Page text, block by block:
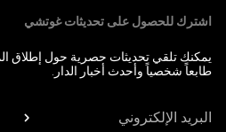
اشترك للحصول على تحديثات غوتشي
يمكنك تلقي تحديثات حصرية حول إطلاق
طابعاً شخصياً وأحدث أخبار الدار.
البريد الإلكتروني